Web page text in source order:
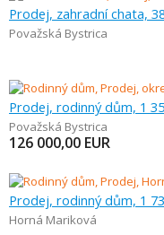
Prodej, zahradní chata,
Považská Bystrica
Prodej, rodinný dům, 1
Považská Bystrica
126 000,00 EUR
Prodej, rodinný dům, 1
Horná Mariková